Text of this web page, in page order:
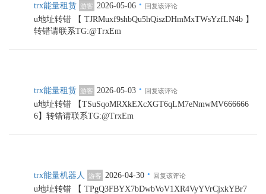
trx能量租赁 游客 2026-05-06 · 回复该评论
u地址转错 【 TJRMuxf9shbQu5hQiszDHmMxTWsYzfLN4b 】
转错请联系TG:@TrxEm
trx能量租赁 游客 2026-05-03 · 回复该评论
u地址转错 【TSuSqoMRXkEXcXGT6qLM7eNmwMV666666
6】转错请联系TG:@TrxEm
trx能量机器人 游客 2026-04-30 · 回复该评论
u地址转错 【 TPgQ3FBYX7bDwbVoV1XR4VyYVrCjxkYBr7